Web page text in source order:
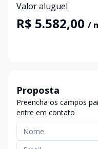
Valor aluguel
R$ 5.582,00 /
Proposta
Preencha os campos
entre em contato